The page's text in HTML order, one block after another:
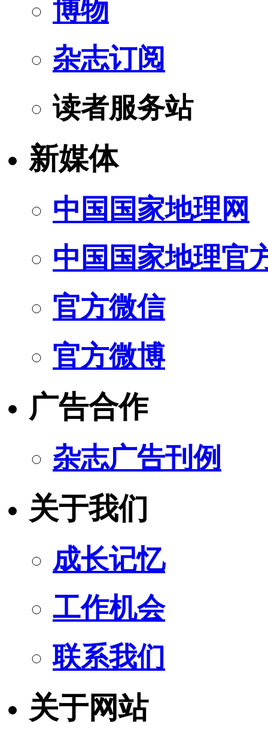
博物
杂志订阅
读者服务站
新媒体
中国国家地理网
中国国家地理官
官方微信
官方微博
广告合作
杂志广告刊例
关于我们
成长记忆
工作机会
联系我们
关于网站